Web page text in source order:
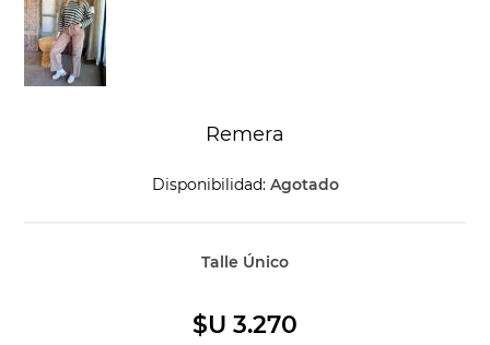
Remera
Disponibilidad: Agotado
Talle Único
$U 3.270